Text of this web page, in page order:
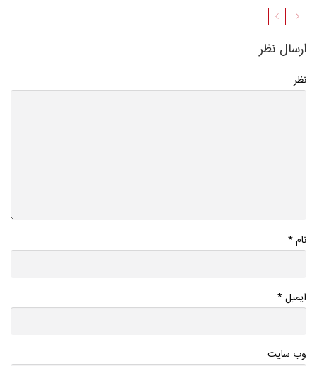
ارسال نظر
نظر
نام*
ایمیل*
وب سایت